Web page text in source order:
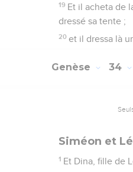
19 Et il acheta de
dressé sa tente ;
20 et il dressa là
Genèse 34
Siméon et
1 Et Dina, fille de